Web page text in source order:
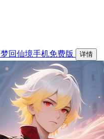
梦回仙境手机免费版 详情